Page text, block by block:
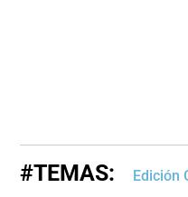
#TEMAS: Edición